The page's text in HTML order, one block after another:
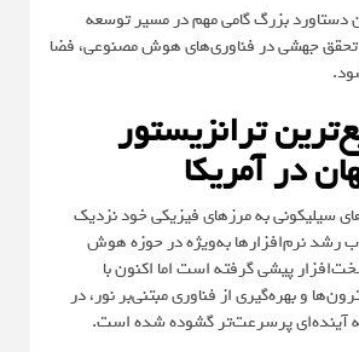
دستاورد بزرگ گامی مهم در مسیر توسعه
تحقق جهشی در فناوری‌های هوش مصنوعی، فضا
ترانزیستور
در آمریکا
سیلیکونی به مرزهای فیزیکی خود نزدیک
رشد نرم‌افزارها به‌ویژه در حوزه هوش
پیشی گرفته است اما اکنون با
و بهره‌گیری از فناوری مبتنی‌بر نور، در
آینده‌ای پرسرعت‌تر گشوده شده است.